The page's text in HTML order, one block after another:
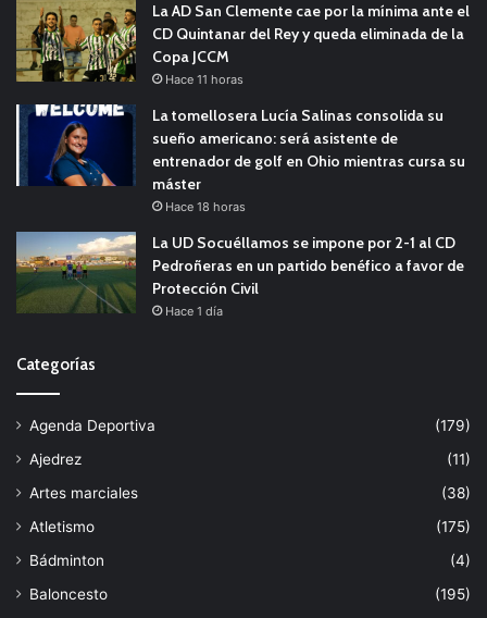
La AD San Clemente cae por la mínima ante el
CD Quintanar del Rey y queda eliminada de la
Copa JCCM
Hace 11 horas
La tomellosera Lucía Salinas consolida su
sueño americano: será asistente de
entrenador de golf en Ohio mientras cursa su
máster
Hace 18 horas
La UD Socuéllamos se impone por 2-1 al CD
Pedroñeras en un partido benéfico a favor de
Protección Civil
Hace 1 día
Categorías
Agenda Deportiva
(179)
Ajedrez
(11)
Artes marciales
(38)
Atletismo
(175)
Bádminton
(4)
Baloncesto
(195)